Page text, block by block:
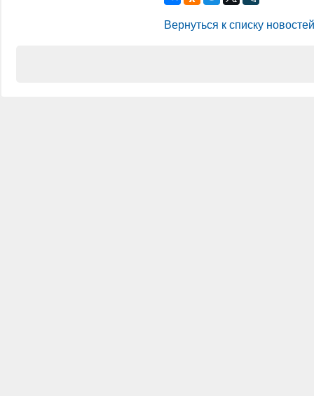
Вернуться к списку новостей